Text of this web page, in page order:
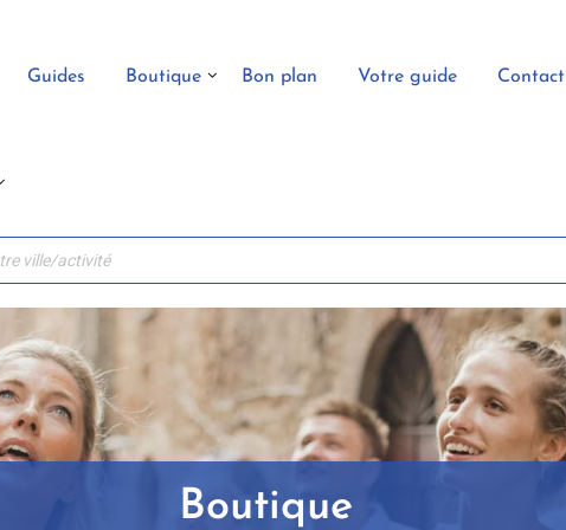
Guides Boutique Bon plan Votre guide Contact
Boutique